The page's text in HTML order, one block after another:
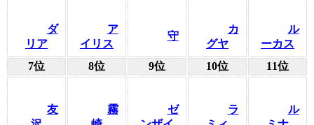
ダ
リア
ア
イリス
守
カ
グヤ
ル
ーカス
7位
8位 9位 10位 11位
友
霧
ゼ
ラ
ル